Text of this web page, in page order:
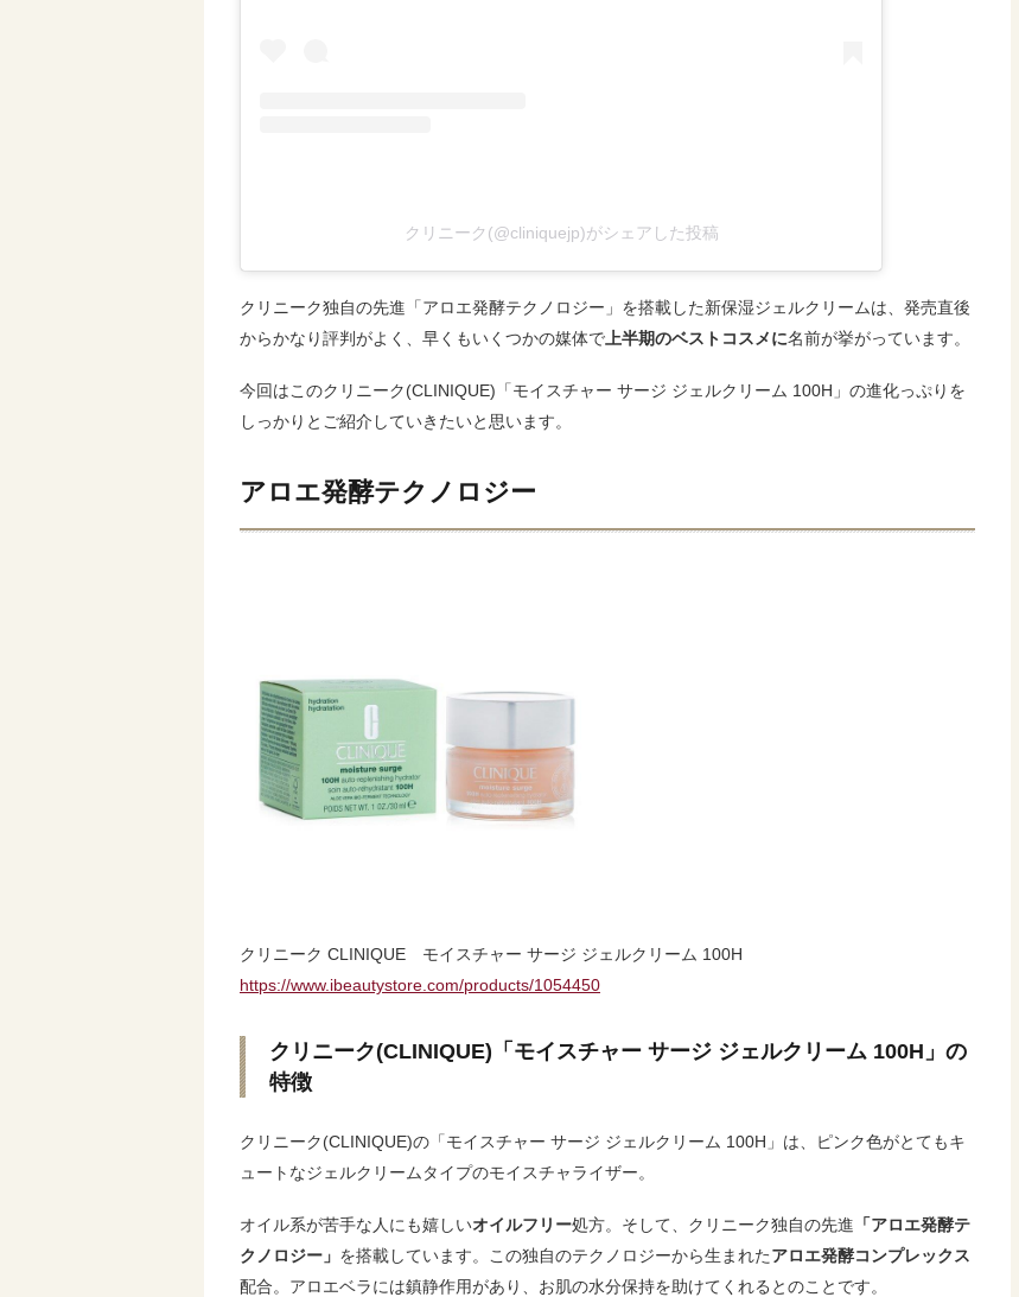
クリニーク(@cliniquejp)がシェアした投稿
クリニーク独自の先進「アロエ発酵テクノロジー」を搭載した新保湿ジェルクリームは、発売直後
からかなり評判がよく、早くもいくつかの媒体で 上半期のベストコスメに名前が挙がっています。
今回はこのクリニーク(CLINIQUE)「モイスチャー サージ ジェルクリーム 100H」の進化っぷりを
しっかりとご紹介していきたいと思います。
アロエ発酵テクノロジー
クリニーク CLINIQUE モイスチャー サージ ジェルクリーム 100H
https://www.ibeautystore.com/products/1054450
クリニーク(CLINIQUE)「モイスチャー サージ ジェルクリーム 100H」の
特徴
クリニーク(CLINIQUE)の「モイスチャー サージ ジェルクリーム 100H」は、ピンク色がとてもキ
ュートなジェルクリームタイプのモイスチャライザー。
オイル系が苦手な人にも嬉しいオイルフリー処方。そして、クリニーク独自の先進 「アロエ発酵テ
クノロジー」 を搭載しています。この独自のテクノロジーから生まれたアロエ発酵コンプレックス
配合。アロエベラには鎮静作用があり、お肌の水分保持を助けてくれるとのことです。